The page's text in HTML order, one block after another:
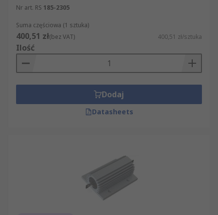
Nr art. RS 185-2305
Suma częściowa (1 sztuka)
400,51 zł(bez VAT) 400,51 zł/sztuka
Ilość
Dodaj
Datasheets